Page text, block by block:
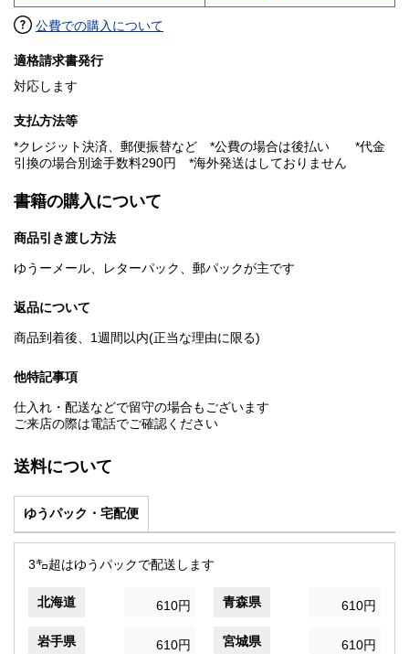
公費での購入について
適格請求書発行
対応します
支払方法等
*クレジット決済、郵便振替など *公費の場合は後払い *代金
引換の場合別途手数料290円 *海外発送はしておりません
書籍の購入について
商品引き渡し方法
ゆうーメール、レターパック、郵パックが主です
返品について
商品到着後、1週間以内(正当な理由に限る)
他特記事項
仕入れ・配送などで留守の場合もございます
ご来店の際は電話でご確認ください
送料について
ゆうパック・宅配便
3㌔超はゆうパックで配送します
北海道 610円 青森県 610円
岩手県 610円 宮城県 610円